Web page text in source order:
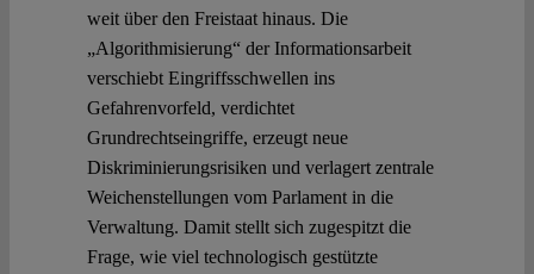
Authors
Spotlight
weit über den Freistaat hinaus. Die
„Algorithmisierung“ der Informationsarbeit
verschiebt Eingriffsschwellen ins
Gefahrenvorfeld, verdichtet
Grundrechtseingriffe, erzeugt neue
Diskriminierungsrisiken und verlagert zentrale
Weichenstellungen vom Parlament in die
Verwaltung. Damit stellt sich zugespitzt die
Frage, wie viel technologisch gestützte